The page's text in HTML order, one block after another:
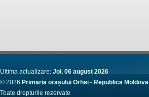
Ultima actualizare: Joi, 06 august 2026
© 2026 Primaria orașului Orhei - Republica Moldova
Toate drepturile rezervate